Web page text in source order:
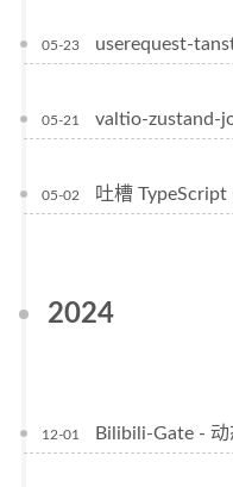
05-23 userequest-
05-21 valtio-zustand-
05-02 吐槽
2024
12-01 Bilibili-Gate -